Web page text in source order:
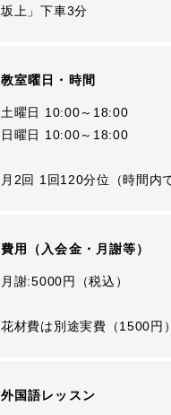
坂上」下車3分
教室曜日・時間
土曜日 10:00～18:00
日曜日 10:00～18:00
月2回 1回120分位（時間内
費用（入会金・月謝等）
月謝:5000円（税込）
花材費は別途実費（1500円）
外国語レッスン